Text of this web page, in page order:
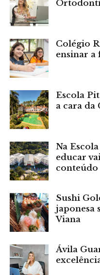
Colégio
ensinar a
Escola
a cara da
Na
educar
conteúdo
Sushi
japonesa
Viana
Ávila